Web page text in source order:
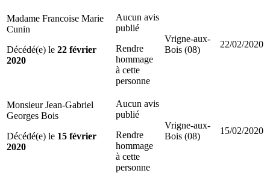
Madame Francoise Marie
Cunin
Décédé(e) le 22 février
2020
Aucun avis
publié
Rendre
hommage
à cette
personne
Vrigne-aux-
Bois (08)
22/02/2020
Monsieur Jean-Gabriel
Georges Bois
Décédé(e) le 15 février
2020
Aucun avis
publié
Rendre
hommage
à cette
personne
Vrigne-aux-
Bois (08)
15/02/2020